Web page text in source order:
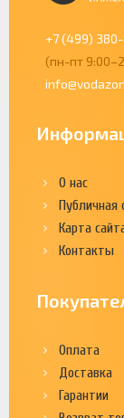
+7 (499)
(пн-пт
О нас
Публичная
Карта
Контакты
Оплата
Доставка
Гарантии